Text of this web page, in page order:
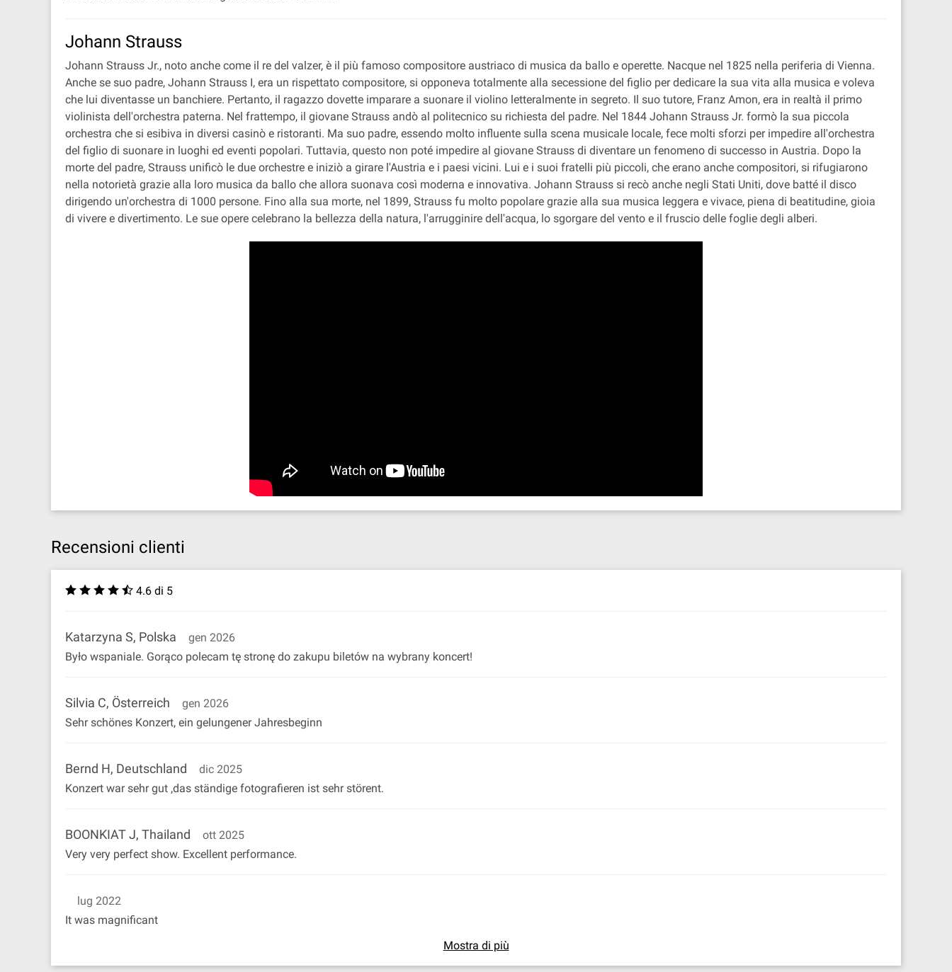
Johann Strauss
Johann Strauss Jr., noto anche come il re del valzer, è il più famoso compositore austriaco di musica da ballo e operette. Nacque nel 1825 nella periferia di Vienna.
Anche se suo padre, Johann Strauss I, era un rispettato compositore, si opponeva totalmente alla secessione del figlio per dedicare la sua vita alla musica e voleva
che lui diventasse un banchiere. Pertanto, il ragazzo dovette imparare a suonare il violino letteralmente in segreto. Il suo tutore, Franz Amon, era in realtà il primo
violinista dell'orchestra paterna. Nel frattempo, il giovane Strauss andò al politecnico su richiesta del padre. Nel 1844 Johann Strauss Jr. formò la sua piccola
orchestra che si esibiva in diversi casinò e ristoranti. Ma suo padre, essendo molto influente sulla scena musicale locale, fece molti sforzi per impedire all'orchestra
del figlio di suonare in luoghi ed eventi popolari. Tuttavia, questo non poté impedire al giovane Strauss di diventare un fenomeno di successo in Austria. Dopo la
morte del padre, Strauss unificò le due orchestre e iniziò a girare l'Austria e i paesi vicini. Lui e i suoi fratelli più piccoli, che erano anche compositori, si rifugiarono
nella notorietà grazie alla loro musica da ballo che allora suonava così moderna e innovativa. Johann Strauss si recò anche negli Stati Uniti, dove batté il disco
dirigendo un'orchestra di 1000 persone. Fino alla sua morte, nel 1899, Strauss fu molto popolare grazie alla sua musica leggera e vivace, piena di beatitudine, gioia
di vivere e divertimento. Le sue opere celebrano la bellezza della natura, l'arrugginire dell'acqua, lo sgorgare del vento e il fruscio delle foglie degli alberi.
Recensioni clienti
4.6 di 5
Katarzyna S, Polska
gen 2026
Było wspaniale. Gorąco polecam tę stronę do zakupu biletów na wybrany koncert!
Silvia C, Österreich
gen 2026
Sehr schönes Konzert, ein gelungener Jahresbeginn
Bernd H, Deutschland
dic 2025
Konzert war sehr gut ,das ständige fotografieren ist sehr störent.
BOONKIAT J, Thailand
ott 2025
Very very perfect show. Excellent performance.
lug 2022
It was magnificant
Mostra di più